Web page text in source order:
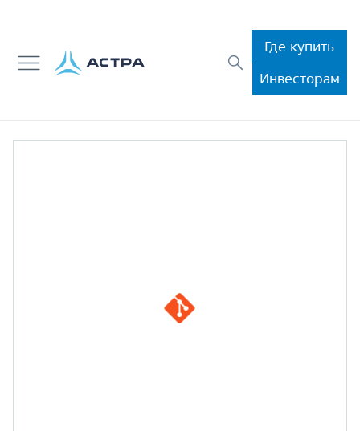
Где купить
Инвесторам